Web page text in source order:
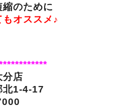
のために
オススメ♪
分店
北1-4-17